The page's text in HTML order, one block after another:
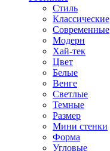
Стиль
Классические
Современные
Модерн
Хай-тек
Цвет
Белые
Венге
Светлые
Темные
Размер
Мини стенки
Форма
Угловые